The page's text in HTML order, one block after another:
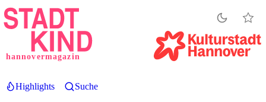
Direkt
zum
hannovermagazin
Highlights Suche